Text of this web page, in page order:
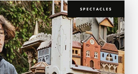
SPECTACLES